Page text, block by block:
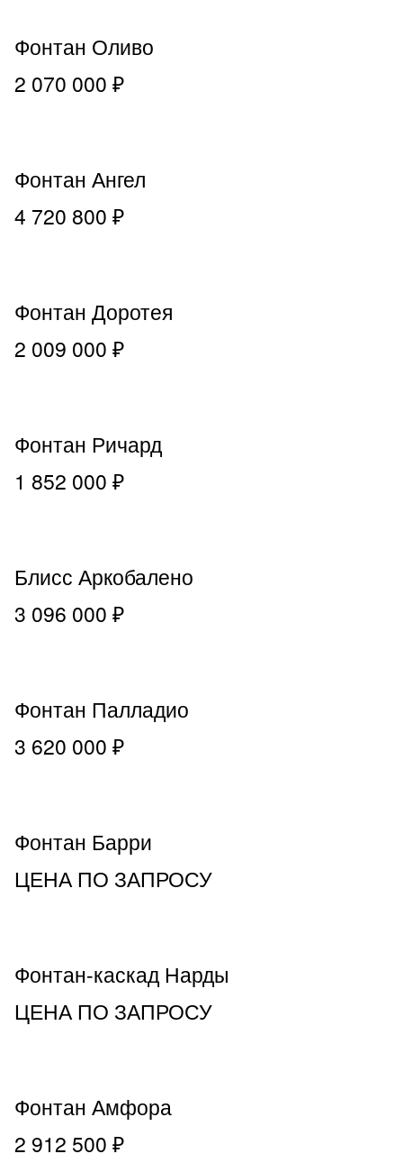
Фонтан Оливо
2 070 000 ₽
Фонтан Ангел
4 720 800 ₽
Фонтан Доротея
2 009 000 ₽
Фонтан Ричард
1 852 000 ₽
Блисс Аркобалено
3 096 000 ₽
Фонтан Палладио
3 620 000 ₽
Фонтан Барри
ЦЕНА ПО ЗАПРОСУ
Фонтан-каскад Нарды
ЦЕНА ПО ЗАПРОСУ
Фонтан Амфора
2 912 500 ₽